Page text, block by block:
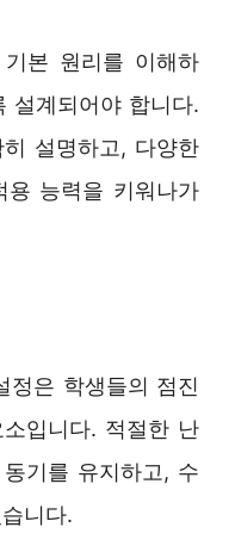
본 원리를 이해하
설계되어야 합니다.
설명하고, 다양한
능력을 키워나가
정은 학생들의 점진
입니다. 적절한 난
기를 유지하고, 수
니다.